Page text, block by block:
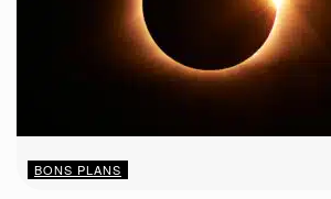
BONS PLANS